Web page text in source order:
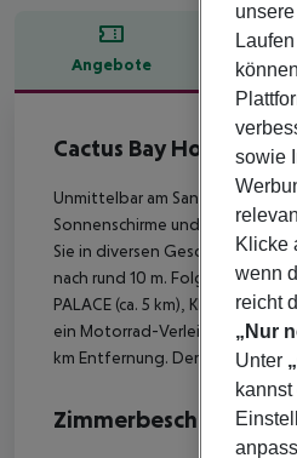
Angebote
Cactus Bay Hotel &
Unmittelbar am Sandstrand
Sonnenschirme und
Sie in diversen Geschäften
nach rund 10 m. Folgende
PALACE (ca. 5 km), KNOSSOS
ein Motorrad-Verleih und eine
km Entfernung. Der Flughafen
Zimmerbeschreibung
sowie
Klicke
wenn
reicht
„Nur
Unter